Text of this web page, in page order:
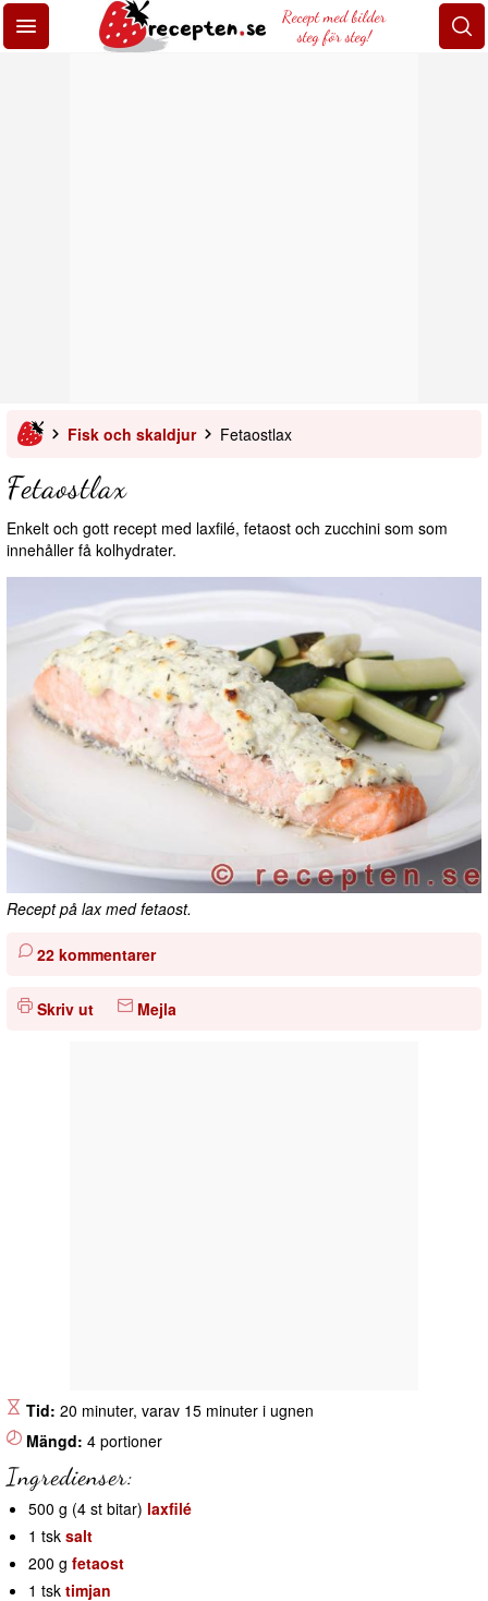
Recept med bilder
steg för steg!
Fisk och skaldjur Fetaostlax
Fetaostlax
Enkelt och gott recept med laxfilé, fetaost och zucchini som som
innehåller få kolhydrater.
Recept på lax med fetaost.
22 kommentarer
Skriv ut Mejla
Tid: 20 minuter, varav 15 minuter i ugnen
Mängd: 4 portioner
Ingredienser:
500 g (4 st bitar) laxfilé
1 tsk salt
200 g fetaost
1 tsk timjan